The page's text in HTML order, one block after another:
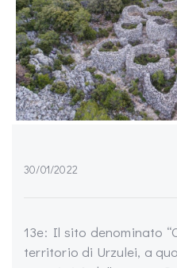
30/01/2022
13e: Il sito denominato
territorio di Urzulei, a